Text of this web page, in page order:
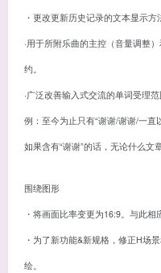
・更改更新历史记录的文本显示方
·用于所附乐曲的主控（音量调整
约。
·广泛改善输入式交流的单词受理范
例：至今为止只有“谢谢/谢谢/一直
如果含有“谢谢”的话，无论什么文
围绕图形
・将画面比率变更为16:9。与此相
・为了新功能&新规格，修正H场
绘。